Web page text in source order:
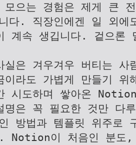
모으는 경험은 제게 큰 전
니다. 직장인에겐 일 외
계속 생깁니다. 겉으론
실은 겨우겨우 버티는
이라도 가볍게 만들기 위
시도하며 쌓아온
명은 꼭 필요한 것만 다
방법과 템플릿 위주로
. Notion이 처음인 분도